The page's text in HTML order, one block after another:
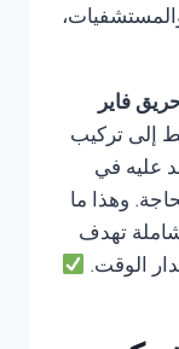
والمستشفيات،
فاير
إلى تركيب
عليه في
وهذا ما
تهدف
الوقت.